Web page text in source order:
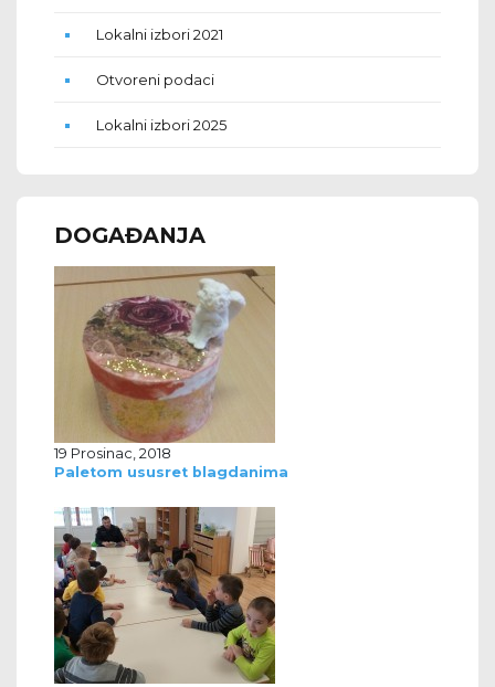
Lokalni izbori 2021
Otvoreni podaci
Lokalni izbori 2025
DOGAĐANJA
19 Prosinac, 2018
Paletom ususret blagdanima